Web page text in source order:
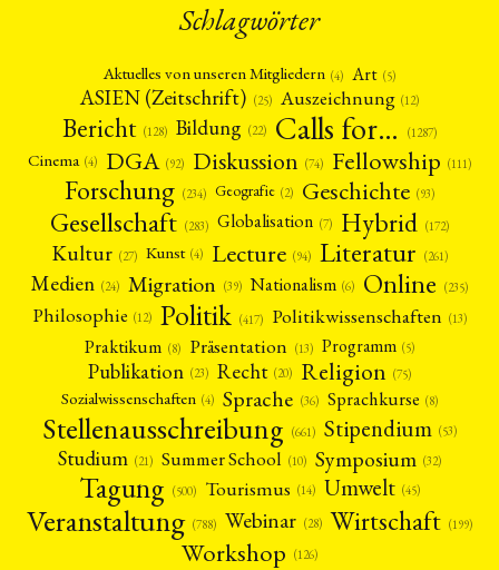
Schlagwörter
Aktuelles von unseren Mitgliedern (4) Art (5)
ASIEN (Zeitschrift) (25) Auszeichnung (12)
Bericht (128) Bildung (22) Calls for… (1287)
Cinema (4) DGA (92) Diskussion (74) Fellowship (111)
Forschung (234) Geografie (2) Geschichte (93)
Gesellschaft (283) Globalisation (7) Hybrid (172)
Kultur (27) Kunst (4) Lecture (94) Literatur (261)
Medien (24) Migration (39) Nationalism (6) Online (235)
Philosophie (12) Politik (417) Politikwissenschaften (13)
Praktikum (8) Präsentation (13) Programm (5)
Publikation (23) Recht (20) Religion (75)
Sozialwissenschaften (4) Sprache (36) Sprachkurse (8)
Stellenausschreibung (661) Stipendium (53)
Studium (21) Summer School (10) Symposium (32)
Tagung (500) Tourismus (14) Umwelt (45)
Veranstaltung (788) Webinar (28) Wirtschaft (199)
Workshop (126)